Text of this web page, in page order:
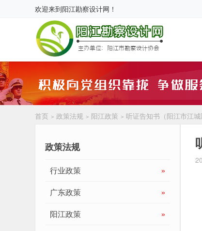
欢迎来到阳江勘察设计网 ！
首页 > 政策法规 > 阳江政策 > 听证告知书（阳江市江
政策法规
行业政策 »
广东政策 »
阳江政策 »